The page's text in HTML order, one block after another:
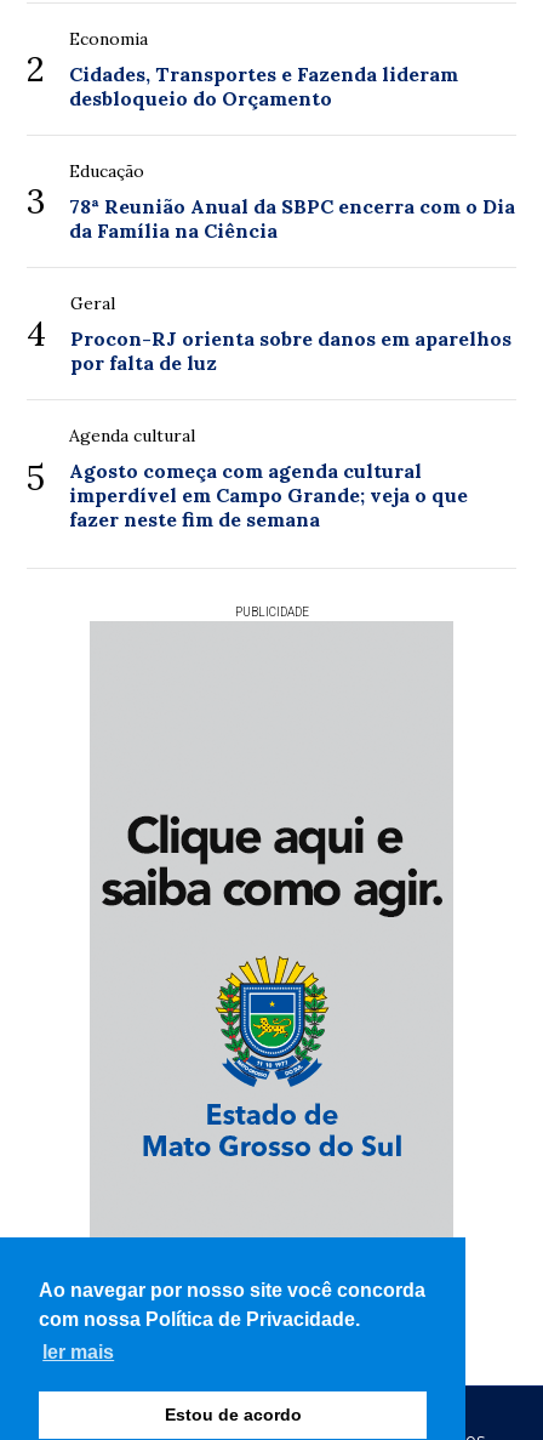
Ao navegar por nosso site você concorda
com nossa Política de Privacidade.
ler mais
Estou de acordo
2
Economia
Cidades, Transportes e Fazenda lideram
desbloqueio do Orçamento
3
Educação
78ª Reunião Anual da SBPC encerra com o Dia
da Família na Ciência
4
Geral
Procon-RJ orienta sobre danos em aparelhos
por falta de luz
5
Agenda cultural
Agosto começa com agenda cultural
imperdível em Campo Grande; veja o que
fazer neste fim de semana
PUBLICIDADE